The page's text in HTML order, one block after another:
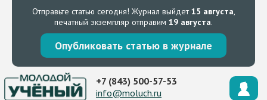
Отправьте статью сегодня! Журнал выйдет15 августа,
печатный экземпляр отправим 19 августа.
Опубликовать статью в журнале
+7 (843) 500-57-53
info@moluch.ru